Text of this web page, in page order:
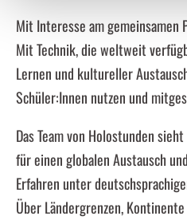
Mit Interesse am gemeinsamen
Mit Technik, die weltweit
Lernen und kultureller
Schüler:Innen nutzen und
Das Team von Holostunden
für einen globalen Austausch
Erfahren unter
Über Ländergrenzen,